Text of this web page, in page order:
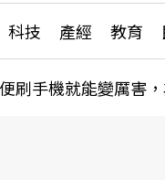
科技 產經 教育
縣市施政
刷手機就能變厲害